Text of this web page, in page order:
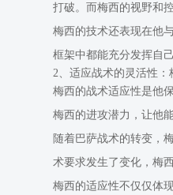
打破。而梅西的视野和
梅西的技术还表现在他
框架中都能充分发挥自
2、适应战术的灵活性：
梅西的战术适应性是他
梅西的进攻潜力，让他
随着巴萨战术的转变，
术要求发生了变化，梅
梅西的适应性不仅仅体